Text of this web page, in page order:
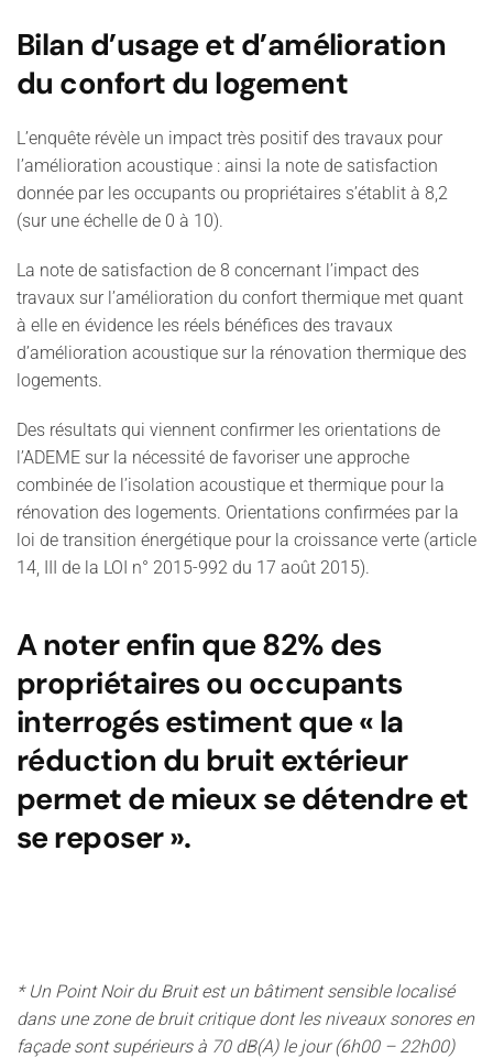
Bilan d’usage et d’amélioration
du confort du logement
L’enquête révèle un impact très positif des travaux pour
l’amélioration acoustique : ainsi la note de satisfaction
donnée par les occupants ou propriétaires s’établit à 8,2
(sur une échelle de 0 à 10).
La note de satisfaction de 8 concernant l’impact des
travaux sur l’amélioration du confort thermique met quant
à elle en évidence les réels bénéfices des travaux
d’amélioration acoustique sur la rénovation thermique des
logements.
Des résultats qui viennent confirmer les orientations de
l’ADEME sur la nécessité de favoriser une approche
combinée de l’isolation acoustique et thermique pour la
rénovation des logements. Orientations confirmées par la
loi de transition énergétique pour la croissance verte (article
14, III de la LOI n° 2015-992 du 17 août 2015).
A noter enfin que 82% des
propriétaires ou occupants
interrogés estiment que « la
réduction du bruit extérieur
permet de mieux se détendre et
se reposer ».
* Un Point Noir du Bruit est un bâtiment sensible localisé
dans une zone de bruit critique dont les niveaux sonores en
façade sont supérieurs à 70 dB(A) le jour (6h00 – 22h00)